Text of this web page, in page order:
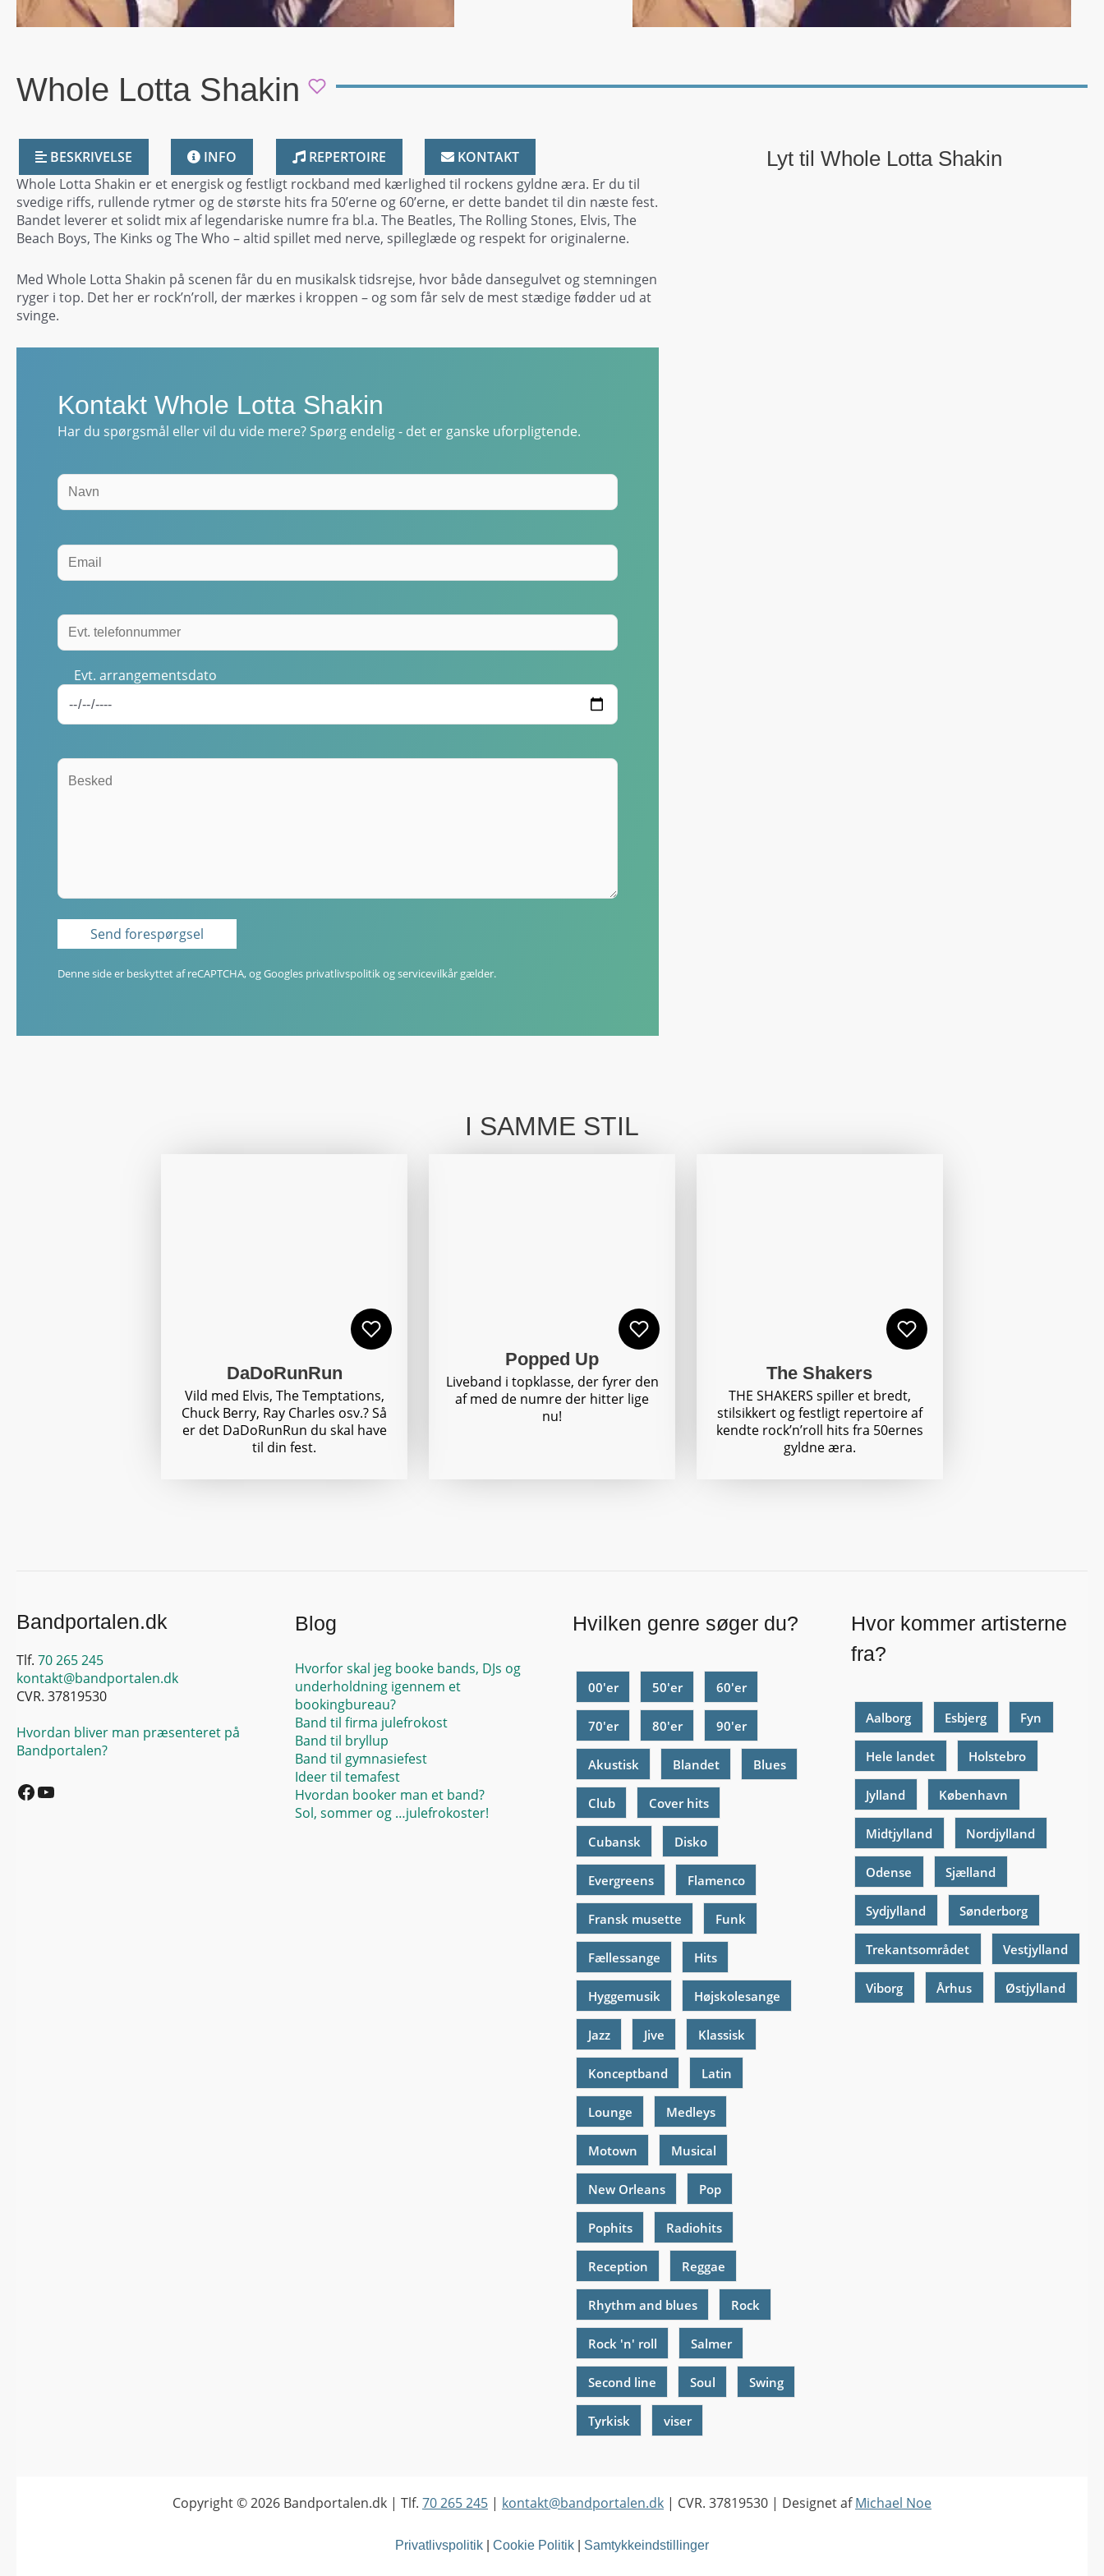
Whole Lotta Shakin
BESKRIVELSE INFO REPERTOIRE
KONTAKT
Whole Lotta Shakin er et energisk og festligt rockband med kærlighed til rockens gyldne æra. Er du til
svedige riffs, rullende rytmer og de største hits fra 50’erne og 60’erne, er dette bandet til din næste fest.
Bandet leverer et solidt mix af legendariske numre fra bl.a. The Beatles, The Rolling Stones, Elvis, The
Beach Boys, The Kinks og The Who – altid spillet med nerve, spilleglæde og respekt for originalerne.
Med Whole Lotta Shakin på scenen får du en musikalsk tidsrejse, hvor både dansegulvet og stemningen
ryger i top. Det her er rock’n’roll, der mærkes i kroppen – og som får selv de mest stædige fødder ud at
svinge.
Kontakt Whole Lotta Shakin
Har du spørgsmål eller vil du vide mere? Spørg endelig - det er ganske uforpligtende.
Evt. arrangementsdato
Denne side er beskyttet af reCAPTCHA, og Googles privatlivspolitikogservicevilkår gælder.
Lyt til Whole Lotta Shakin
I SAMME STIL
DaDoRunRun
Vild med Elvis, The Temptations,
Chuck Berry, Ray Charles osv.? Så
er det DaDoRunRun du skal have
til din fest.
Popped Up
Liveband i topklasse, der fyrer den
af med de numre der hitter lige
nu!
The Shakers
THE SHAKERS spiller et bredt,
stilsikkert og festligt repertoire af
kendte rock’n’roll hits fra 50ernes
gyldne æra.
Bandportalen.dk
Tlf. 70 265 245
kontakt@bandportalen.dk
CVR. 37819530
Hvordan bliver man præsenteret på
Bandportalen?
Facebook
Blog
Hvorfor skal jeg booke bands, DJs og
underholdning igennem et
bookingbureau?
Band til firma julefrokost
Band til bryllup
Band til gymnasiefest
Ideer til temafest
Hvordan booker man et band?
Sol, sommer og …julefrokoster!
Hvilken genre søger du?
00'er 50'er 60'er
70'er 80'er 90'er
Akustisk Blandet Blues
Club Cover hits
Cubansk Disko
Evergreens Flamenco
Fransk musette Funk
Fællessange Hits
Hyggemusik Højskolesange
Jazz Jive Klassisk
Konceptband Latin
Lounge Medleys
Motown Musical
New Orleans Pop
Pophits Radiohits
Reception Reggae
Rhythm and blues Rock
Rock 'n' roll Salmer
Second line Soul Swing
Tyrkisk viser
Hvor kommer artisterne
fra?
Aalborg Esbjerg Fyn
Hele landet Holstebro
Jylland København
Midtjylland Nordjylland
Odense Sjælland
Sydjylland Sønderborg
Trekantsområdet Vestjylland
Viborg Århus Østjylland
Copyright © 2026 Bandportalen.dk | Tlf. 70 265 245 | kontakt@bandportalen.dk | CVR. 37819530 | Designet afMichael Noe
Privatlivspolitik Cookie Politik Samtykkeindstillinger